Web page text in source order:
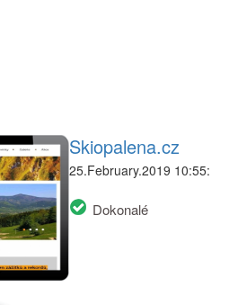
Skiopalena.cz
25.February.2019 10:55:
Dokonalé